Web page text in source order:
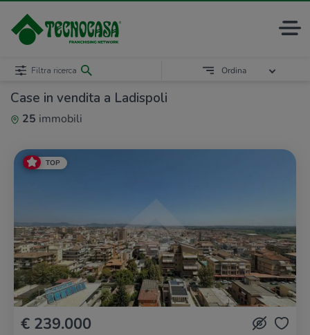
Case in vendita a Ladispoli
25 immobili
Filtra ricerca Ordina
TOP
€ 239.000